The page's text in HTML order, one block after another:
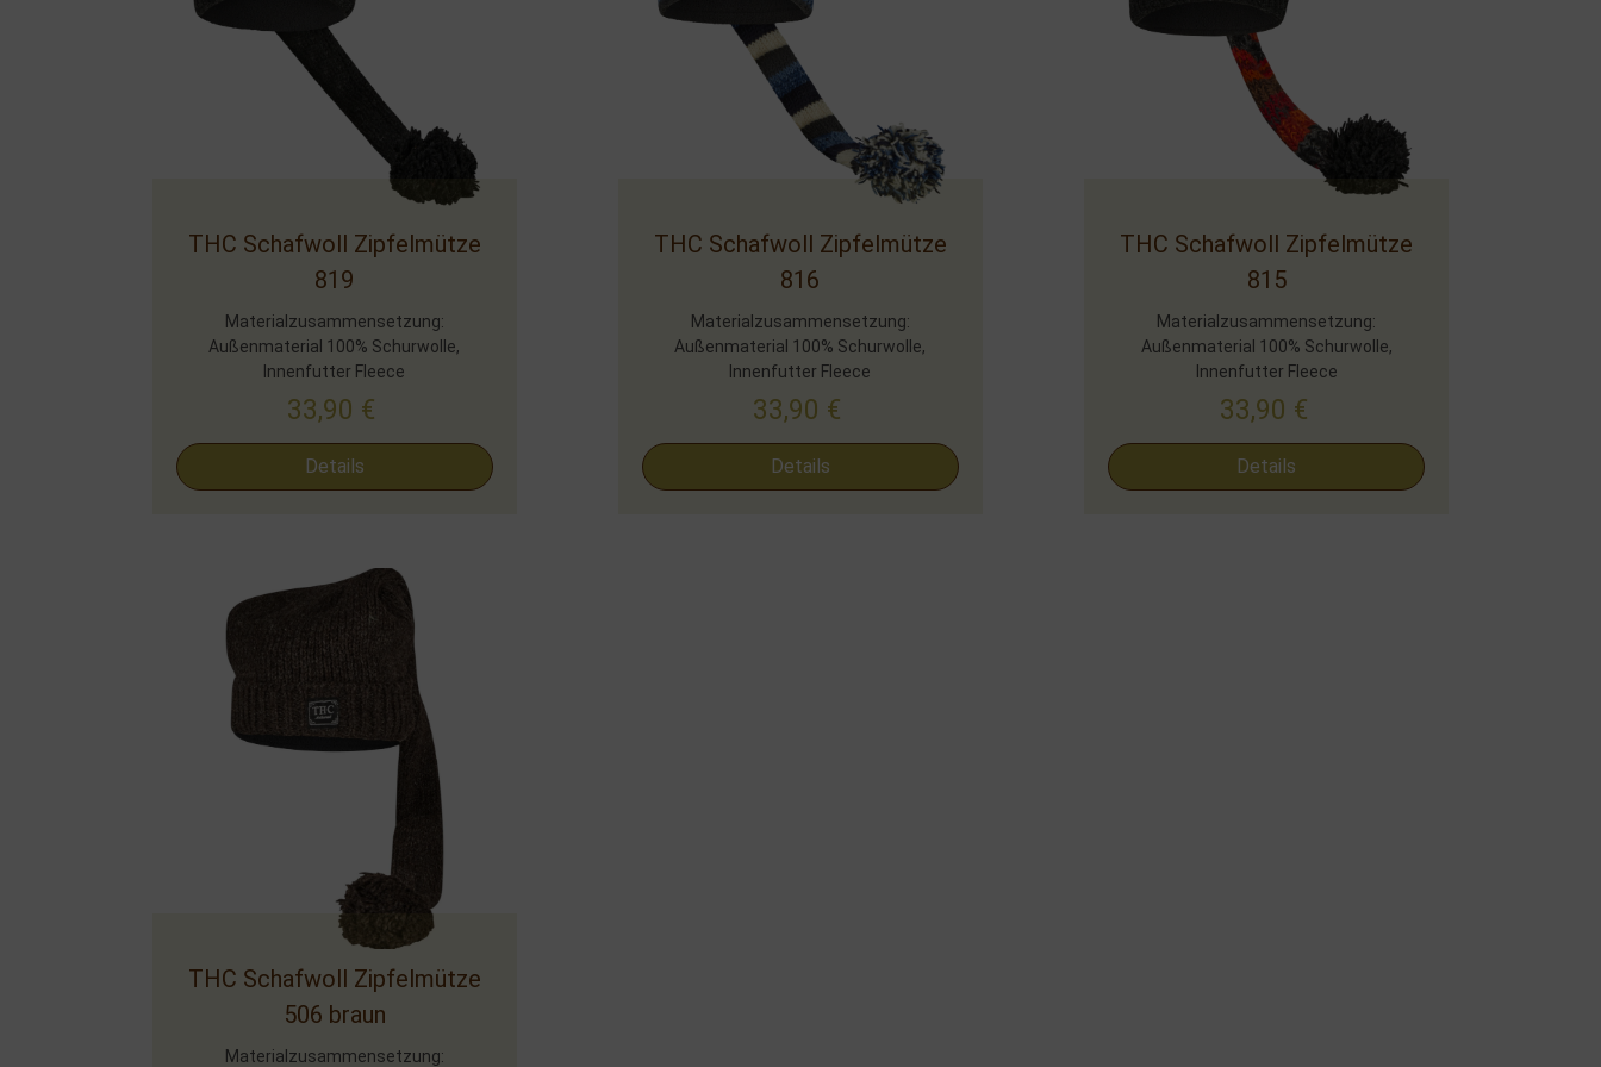
THC Schafwoll Zipfelmütze
819
Materialzusammensetzung:
Außenmaterial 100% Schurwolle,
Innenfutter Fleece
33,90 €
Details
THC Schafwoll Zipfelmütze
816
Materialzusammensetzung:
Außenmaterial 100% Schurwolle,
Innenfutter Fleece
33,90 €
Details
THC Schafwoll Zipfelmütze
815
Materialzusammensetzung:
Außenmaterial 100% Schurwolle,
Innenfutter Fleece
33,90 €
Details
THC Schafwoll Zipfelmütze
506 braun
Materialzusammensetzung: